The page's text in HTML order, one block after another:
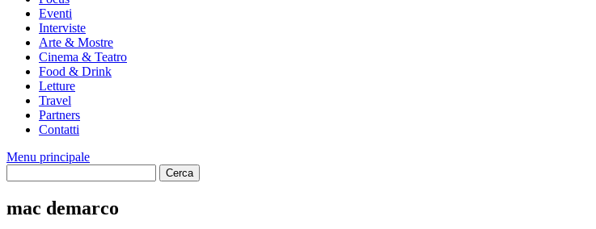
Eventi
Interviste
Arte & Mostre
Cinema & Teatro
Food & Drink
Letture
Travel
Partners
Contatti
Menu principale
mac demarco